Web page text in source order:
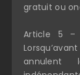
gratuit ou
Article 5 –
annulent